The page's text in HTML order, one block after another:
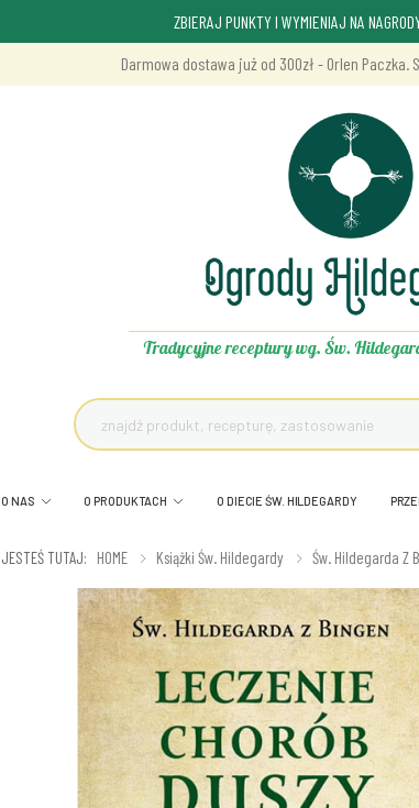
ZBIERAJ PUNKTY I WYMIENIAJ NA
Darmowa dostawa już od 300zł - Orlen Paczka.
Tradycyjne receptury wg. Św.
O NAS O PRODUKTACH O DIECIE ŚW. HILDEGARDY
JESTEŚ TUTAJ: HOME Książki Św. Hildegardy Św. Hildegarda Z